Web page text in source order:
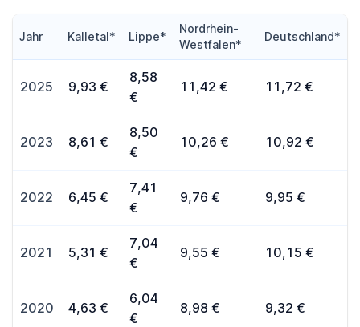
Jahr Kalletal* Lippe*
Nordrhein-
Westfalen*
Deutschland*
2025 9,93 €
8,58
€
11,42 € 11,72 €
2023 8,61 €
8,50
€
10,26 € 10,92 €
2022 6,45 €
7,41
€
9,76 € 9,95 €
2021 5,31 €
7,04
€
9,55 € 10,15 €
2020 4,63 €
6,04
€
8,98 € 9,32 €